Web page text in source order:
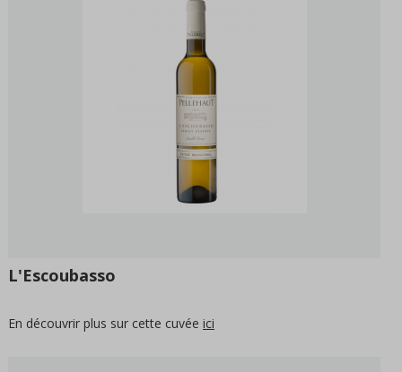
L'Escoubasso
En découvrir plus sur cette cuvée ici